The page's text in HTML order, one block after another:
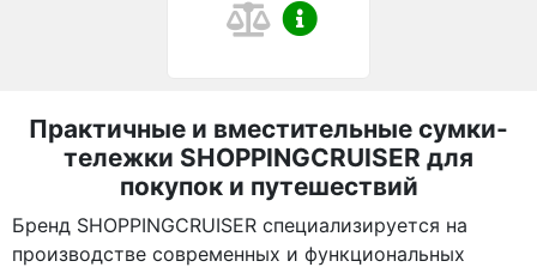
Практичные и вместительные сумки-
тележки SHOPPINGCRUISER для
покупок и путешествий
Бренд SHOPPINGCRUISER специализируется на
производстве современных и функциональных